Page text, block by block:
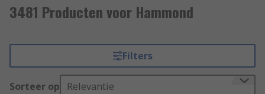
3481 Producten voor Hammond
Filters
Sorteer op Relevantie